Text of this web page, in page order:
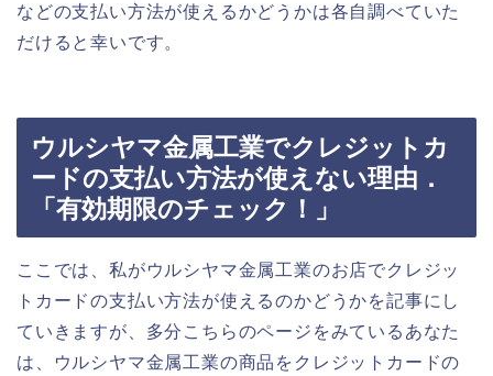
などの支払い方法が使えるかどうかは各自調べていた
だけると幸いです。
ウルシヤマ金属工業でクレジットカ
ードの支払い方法が使えない理由．
「有効期限のチェック！」
ここでは、私がウルシヤマ金属工業のお店でクレジッ
トカードの支払い方法が使えるのかどうかを記事にし
ていきますが、多分こちらのページをみているあなた
は、ウルシヤマ金属工業の商品をクレジットカードの